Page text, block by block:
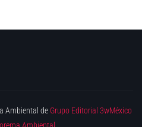
Ambiental de Grupo Editorial 3wMéxico